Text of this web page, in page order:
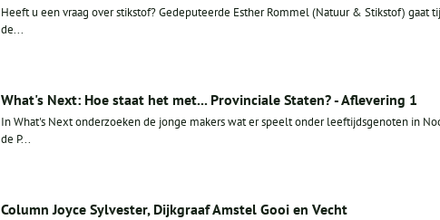
Heeft u een vraag over stikstof? Gedeputeerde Esther Rommel (Natuur & Stikstof) gaat
de...
What's Next: Hoe staat het met... Provinciale Staten? - Aflevering 1
In What's Next onderzoeken de jonge makers wat er speelt onder leeftijdsgenoten in
de P...
Column Joyce Sylvester, Dijkgraaf Amstel Gooi en Vecht